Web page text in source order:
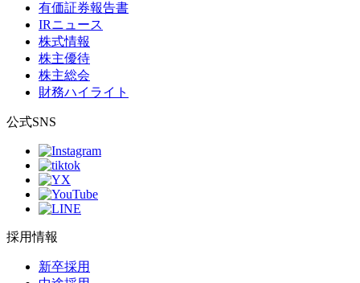
有価証券報告書
IRニュース
株式情報
株主優待
株主総会
財務ハイライト
公式SNS
採用情報
新卒採用